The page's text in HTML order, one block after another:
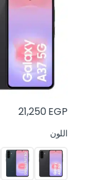
21,250EGP
اللون